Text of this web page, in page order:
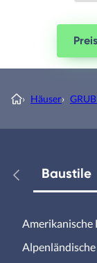
› Häuser›
Baustile
Amerikanische